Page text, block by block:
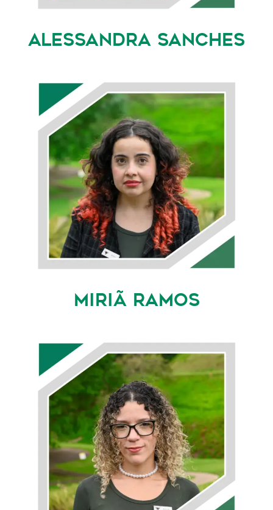
ALESSANDRA SANCHES
MIRIÃ RAMOS